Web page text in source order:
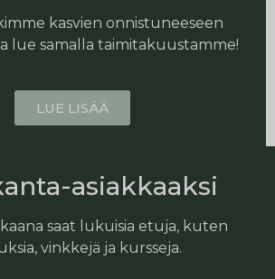
kasvien onnistuneeseen
lue samalla taimitakuustamme!
LUE LISÄÄ
asiakkaaksi
saat lukuisia etuja, kuten
vinkkejä ja kursseja.